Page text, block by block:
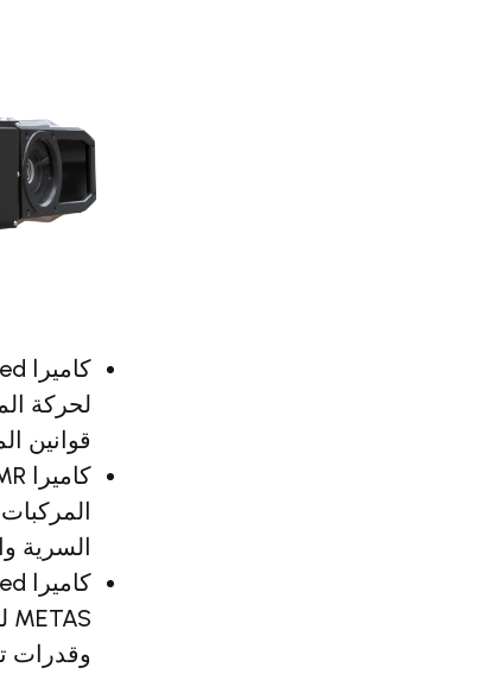
لحركة
قوانين
السرية
وقدرات